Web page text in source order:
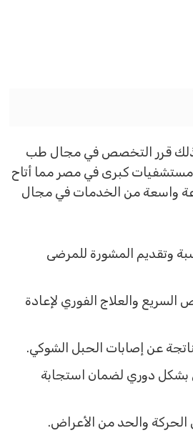
ذلك قرر التخصص في مجال طب
مستشفيات كبرى في مصر مما أتاح
واسعة من الخدمات في مجال
وتقديم المشورة للمرضى
والعلاج الفوري لإعادة
عن إصابات الحبل الشوكي.
بشكل دوري لضمان استجابة
الحركة والحد من الأعراض.